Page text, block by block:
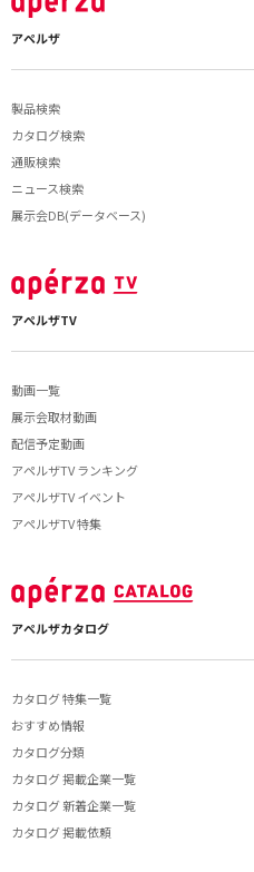
アペルザ
製品検索
カタログ検索
通販検索
ニュース検索
展示会DB(データベース)
アペルザTV
動画一覧
展示会取材動画
配信予定動画
アペルザTV ランキング
アペルザTV イベント
アペルザTV 特集
アペルザカタログ
カタログ 特集一覧
おすすめ情報
カタログ分類
カタログ 掲載企業一覧
カタログ 新着企業一覧
カタログ 掲載依頼